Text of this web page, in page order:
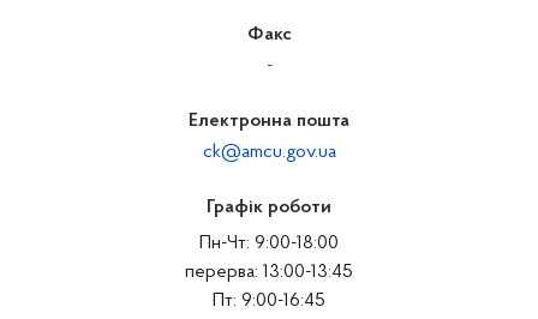
Факс
-
Електронна пошта
ck@amcu.gov.ua
Графік роботи
Пн-Чт: 9:00-18:00
перерва: 13:00-13:45
Пт: 9:00-16:45